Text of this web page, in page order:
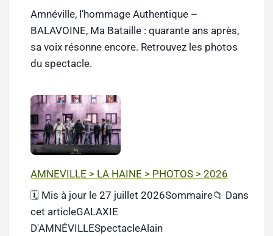
Amnéville, l’hommage Authentique –
BALAVOINE, Ma Bataille : quarante ans après,
sa voix résonne encore. Retrouvez les photos
du spectacle.
AMNEVILLE > LA HAINE > PHOTOS > 2026
🗓️ Mis à jour le 27 juillet 2026Sommaire📁 Dans
cet articleGALAXIE
D'AMNÉVILLESpectacleAlain